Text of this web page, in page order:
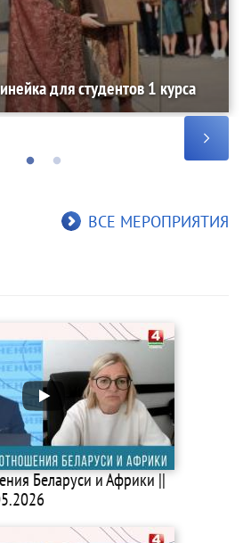
для студентов 1 курса
ВСЕ МЕРОПРИЯТИЯ
Беларуси и Африки ||